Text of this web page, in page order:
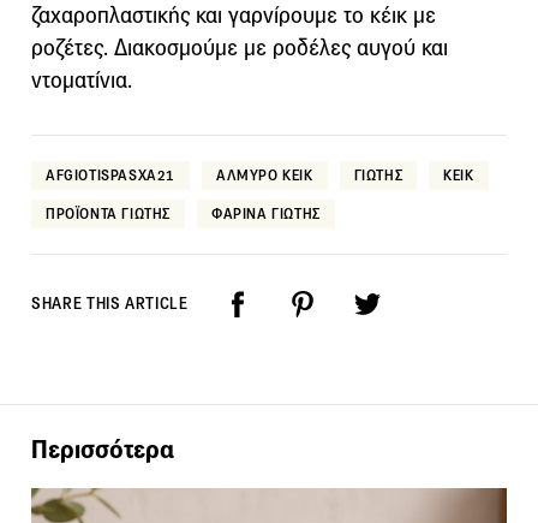
ζαχαροπλαστικής και γαρνίρουμε το κέικ με
ροζέτες. Διακοσμούμε με ροδέλες αυγού και
ντοματίνια.
AFGIOTISPASXA21 ΑΛΜΥΡΟ ΚΕΙΚ ΓΙΩΤΗΣ ΚΕΙΚ
ΠΡΟΪΟΝΤΑ ΓΙΩΤΗΣ ΦΑΡΙΝΑ ΓΙΩΤΗΣ
SHARE THIS ARTICLE
Περισσότερα